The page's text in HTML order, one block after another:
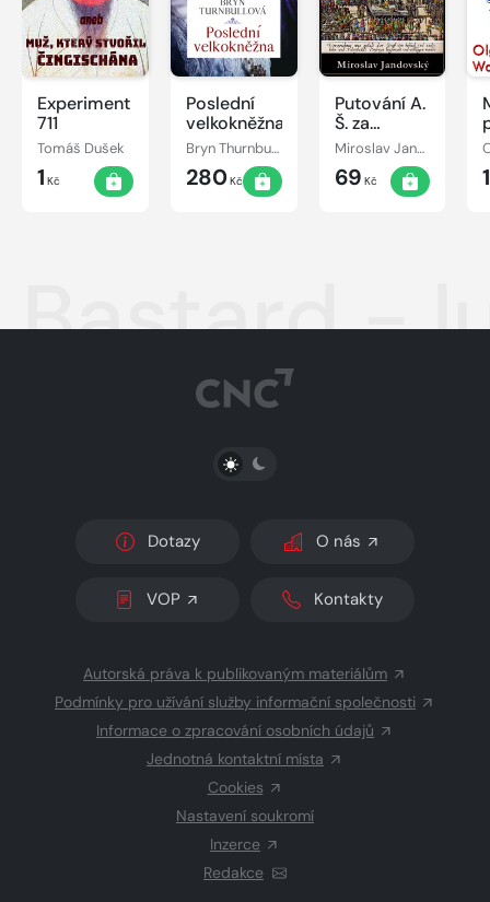
Experiment
711
Tomáš Dušek
1 Kč
Poslední
velkokněžna
Bryn Thurnbullová
280Kč
Putování A.
Š. za
lidskou
důstojností
Miroslav Jandovský
69 Kč
Bastard -
PŘEPNOUT SVĚTLÝ/TMAVÝ REŽIM
Dotazy O nás
VOP Kontakty
Autorská práva k publikovaným materiálům
Podmínky pro užívání služby informační společnosti
Informace o zpracování osobních údajů
Jednotná kontaktní místa
Cookies
Nastavení soukromí
Inzerce
Redakce